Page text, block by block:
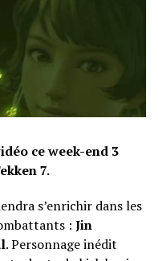
ce week-end 3
7.
s’enrichir dans les
: Jin
. Personnage inédit